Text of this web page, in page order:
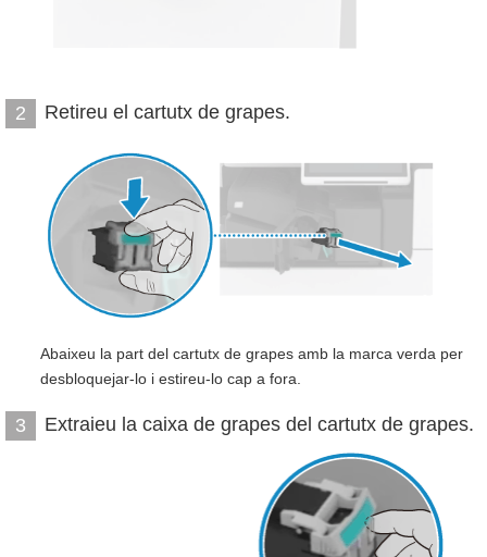
2 Retireu el cartutx de grapes.
Abaixeu la part del cartutx de grapes amb la marca verda per
desbloquejar-lo i estireu-lo cap a fora.
3 Extraieu la caixa de grapes del cartutx de grapes.